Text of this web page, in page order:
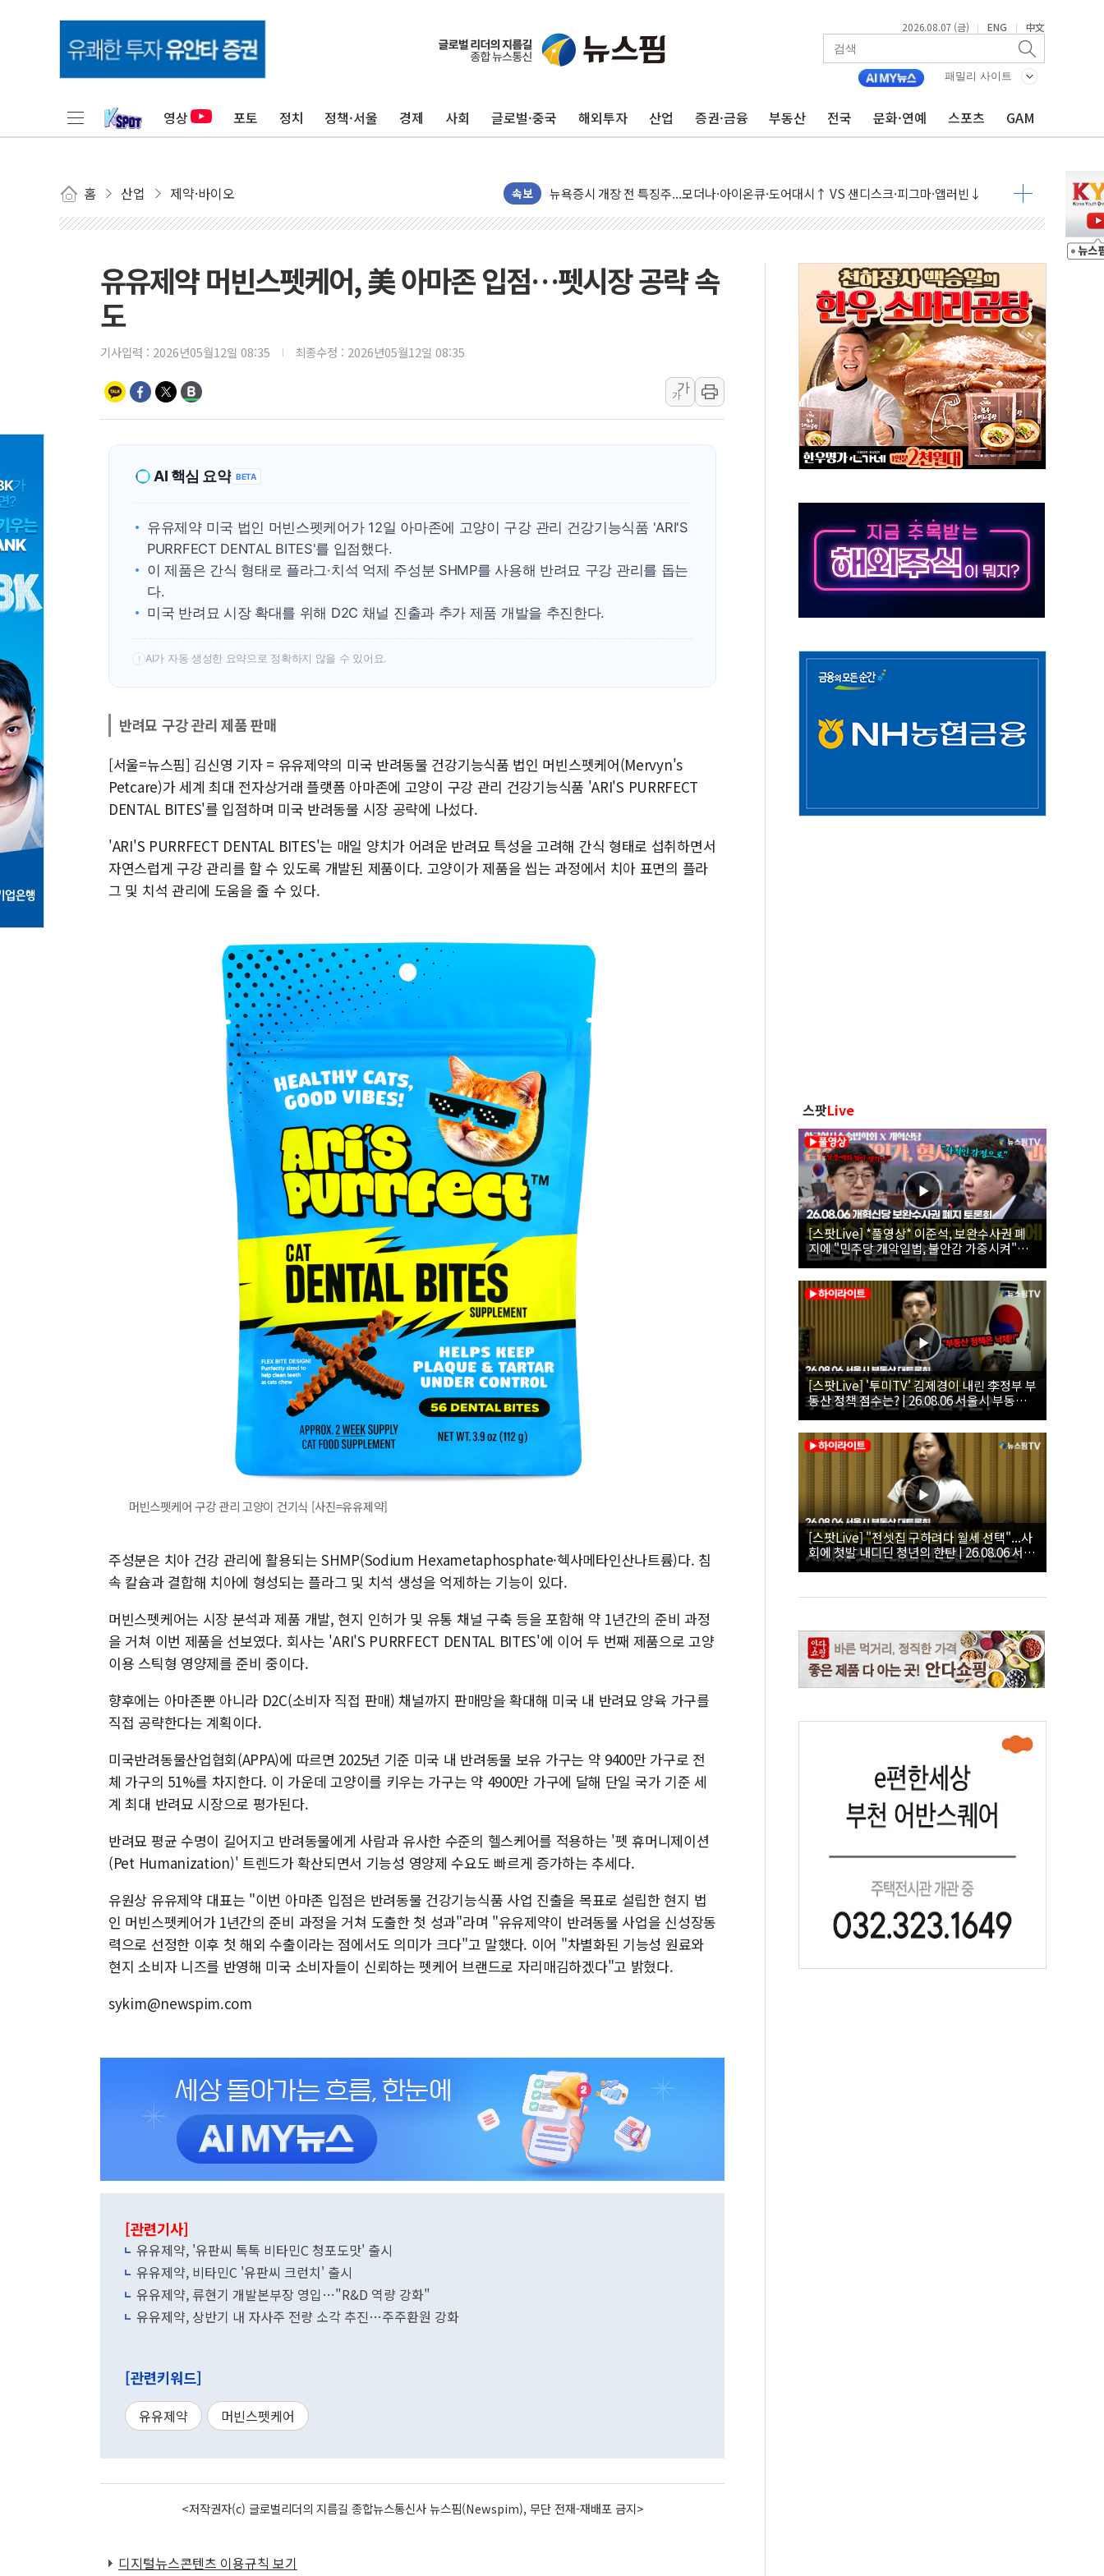
2026.08.07 (금) | ENG | 中文
패밀리 사이트
영상 포토 정치 정책·서울 경제 사회 글로벌·중국 해외투자 산업 증권·금융 부동산 전국 문화·연예 스포츠 GAM
홈 산업 제약·바이오 속보
리투아니아 국방 "러, 우크라 드론으로 나토 회원국 공격 검토… 거짓 깃발 작전"
구광모, 내주 실리콘밸리서 젠슨 황 재회…로봇·AI 데이터센터·모빌리티 구체화
김정관 장관 "영업이익 N% 성과급 반대…상법·자본시장법 개정 논의"
뉴욕증시 프리뷰, 미 주가선물 AI주 차익실현 속 혼조세...웨스턴디지털·샌디스크↓
금값 7주 만에 최고…美 고용 둔화·호르무즈 재개방 기대에 강세
[인도증시] 중동 긴장 완화에 실적 호조까지, 상승...호실적 보고 기업 상승세 뚜렷
러, 1인칭시점 드론으로 우크라 민간인 '사파리' 공격… 시민들 공포감 극대화 전략
[베트남 증시] 지수 하락 속 'DGC' 임시 주총 기대감에 홀로 상한가…마진 잔액은 사상 최고
'월가의 황제' 다이먼 "금융시장 레버리지 위험수위…숨은 차입이 더 큰 변수"
양주 섬유염색공장서 화재 1명 중상…대응 1단계 진압 중
김정관 산업부 장관 "주 52시간 손봐야, 경쟁상대 中과 비교해야"
해군 1함대 창설 80주년…지역과 함께하는 '선봉'의 대민 봉사
[3보] 북, 원산서 동해로 단거리 탄도미사일 1발 발사… 올해 10번째·42일 만 도발
주한미군 "오산기지 누출, 백린 아닌 무해한 표면 부식 물질"
구미 폐염산처리업체서 불 2시간30여분만에 진화...외국인 노동자 숨져
유유제약 머빈스펫케어, 美 아마존 입점…펫시장 공략 속
도
기사입력 : 2026년05월12일 08:35 최종수정 : 2026년05월12일 08:35
가
가
AI 핵심 요약 BETA
유유제약 미국 법인 머빈스펫케어가 12일 아마존에 고양이 구강 관리 건강기능식품 'ARI'S
PURRFECT DENTAL BITES'를 입점했다.
이 제품은 간식 형태로 플라그·치석 억제 주성분 SHMP를 사용해 반려묘 구강 관리를 돕는
다.
미국 반려묘 시장 확대를 위해 D2C 채널 진출과 추가 제품 개발을 추진한다.
! AI가 자동 생성한 요약으로 정확하지 않을 수 있어요.
반려묘 구강 관리 제품 판매
[서울=뉴스핌] 김신영 기자 = 유유제약의 미국 반려동물 건강기능식품 법인 머빈스펫케어(Mervyn's
Petcare)가 세계 최대 전자상거래 플랫폼 아마존에 고양이 구강 관리 건강기능식품 'ARI'S PURRFECT
DENTAL BITES'를 입점하며 미국 반려동물 시장 공략에 나섰다.
'ARI'S PURRFECT DENTAL BITES'는 매일 양치가 어려운 반려묘 특성을 고려해 간식 형태로 섭취하면서
자연스럽게 구강 관리를 할 수 있도록 개발된 제품이다. 고양이가 제품을 씹는 과정에서 치아 표면의 플라
그 및 치석 관리에 도움을 줄 수 있다.
머빈스펫케어 구강 관리 고양이 건기식 [사진=유유제약]
주성분은 치아 건강 관리에 활용되는 SHMP(Sodium Hexametaphosphate·헥사메타인산나트륨)다. 침
속 칼슘과 결합해 치아에 형성되는 플라그 및 치석 생성을 억제하는 기능이 있다.
머빈스펫케어는 시장 분석과 제품 개발, 현지 인허가 및 유통 채널 구축 등을 포함해 약 1년간의 준비 과정
을 거쳐 이번 제품을 선보였다. 회사는 'ARI'S PURRFECT DENTAL BITES'에 이어 두 번째 제품으로 고양
이용 스틱형 영양제를 준비 중이다.
향후에는 아마존뿐 아니라 D2C(소비자 직접 판매) 채널까지 판매망을 확대해 미국 내 반려묘 양육 가구를
직접 공략한다는 계획이다.
미국반려동물산업협회(APPA)에 따르면 2025년 기준 미국 내 반려동물 보유 가구는 약 9400만 가구로 전
체 가구의 51%를 차지한다. 이 가운데 고양이를 키우는 가구는 약 4900만 가구에 달해 단일 국가 기준 세
계 최대 반려묘 시장으로 평가된다.
반려묘 평균 수명이 길어지고 반려동물에게 사람과 유사한 수준의 헬스케어를 적용하는 '펫 휴머니제이션
(Pet Humanization)' 트렌드가 확산되면서 기능성 영양제 수요도 빠르게 증가하는 추세다.
유원상 유유제약 대표는 "이번 아마존 입점은 반려동물 건강기능식품 사업 진출을 목표로 설립한 현지 법
인 머빈스펫케어가 1년간의 준비 과정을 거쳐 도출한 첫 성과"라며 "유유제약이 반려동물 사업을 신성장동
력으로 선정한 이후 첫 해외 수출이라는 점에서도 의미가 크다"고 말했다. 이어 "차별화된 기능성 원료와
현지 소비자 니즈를 반영해 미국 소비자들이 신뢰하는 펫케어 브랜드로 자리매김하겠다"고 밝혔다.
sykim@newspim.com
[관련기사]
유유제약, '유판씨 톡톡 비타민C 청포도맛' 출시
유유제약, 비타민C '유판씨 크런치' 출시
유유제약, 류현기 개발본부장 영입…"R&D 역량 강화"
유유제약, 상반기 내 자사주 전량 소각 추진…주주환원 강화
[관련키워드]
유유제약 머빈스펫케어
<저작권자(c) 글로벌리더의 지름길 종합뉴스통신사 뉴스핌(Newspim), 무단 전재-재배포 금지>
디지털뉴스콘텐츠 이용규칙 보기
스팟Live
[스팟Live] *풀영상* 이준석, 보완수사권 폐
지에 "민주당 개악입법, 불안감 가중시켜"｜
26.08.06 개혁신당 보완수사권 폐지 토론회
[스팟Live] '투미TV' 김제경이 내린 李정부 부
동산 정책 점수는? | 26.08.06 서울시 부동산
대토론회
[스팟Live] "전셋집 구하려다 월세 선택"...사
회에 첫발 내디딘 청년의 한탄 | 26.08.06 서울
시 부동산 대토론회